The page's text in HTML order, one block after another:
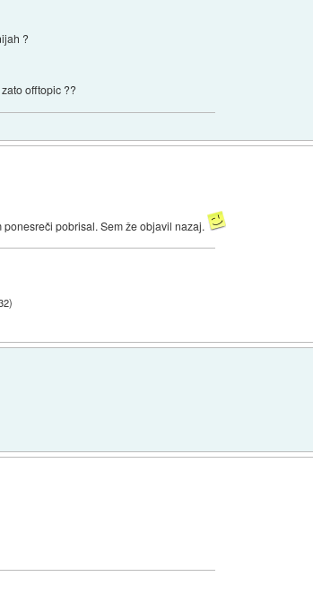
?
offtopic ??
pobrisal. Sem že objavil nazaj.
)